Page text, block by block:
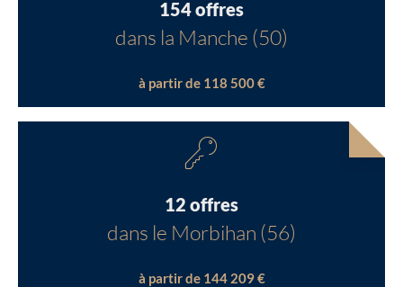
154 offres
dans la Manche (50)
à partir de 118 500 €
12 offres
dans le Morbihan (56)
à partir de 144 209 €